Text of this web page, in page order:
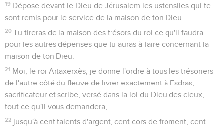
19 Dépose devant le Dieu de Jérusalem les ustensiles qui te
sont remis pour le service de la maison de ton Dieu.
20 Tu tireras de la maison des trésors du roi ce qu'il faudra
pour les autres dépenses que tu auras à faire concernant la
maison de ton Dieu.
21 Moi, le roi Artaxerxès, je donne l'ordre à tous les trésoriers
de l'autre côté du fleuve de livrer exactement à Esdras,
sacrificateur et scribe, versé dans la loi du Dieu des cieux,
tout ce qu'il vous demandera,
22 jusqu'à cent talents d'argent, cent cors de froment, cent